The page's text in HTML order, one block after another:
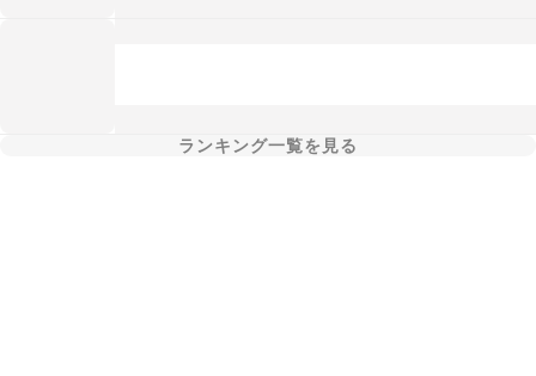
ランキング一覧を見る